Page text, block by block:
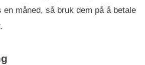
en måned, så bruk dem på å betale